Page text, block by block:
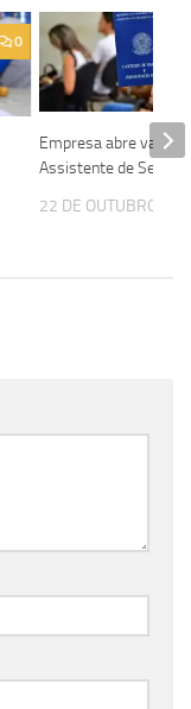
0
Empresa abre vagas
Assistente de
22 DE OUTUBRO DE